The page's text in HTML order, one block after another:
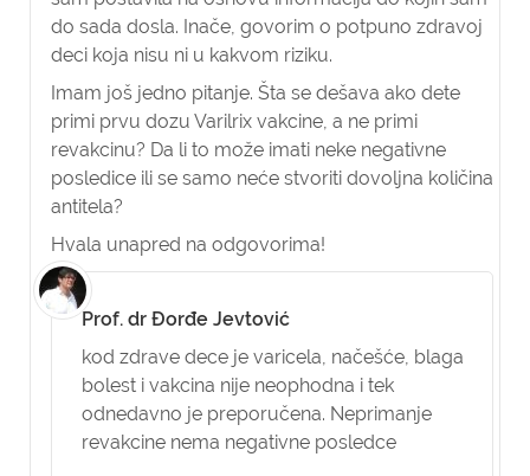
do sada dosla. Inače, govorim o potpuno zdravoj
deci koja nisu ni u kakvom riziku.
Imam još jedno pitanje. Šta se dešava ako dete
primi prvu dozu Varilrix vakcine, a ne primi
revakcinu? Da li to može imati neke negativne
posledice ili se samo neće stvoriti dovoljna količina
antitela?
Hvala unapred na odgovorima!
Prof. dr Đorđe Jevtović
kod zdrave dece je varicela, načešće, blaga
bolest i vakcina nije neophodna i tek
odnedavno je preporučena. Neprimanje
revakcine nema negativne posledce